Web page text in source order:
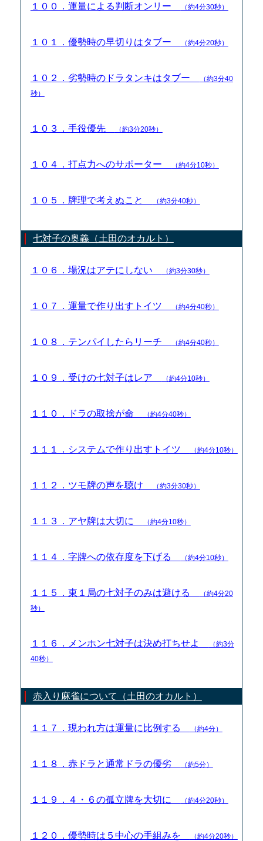
１００．運量による判断オンリー （約4分30秒）
１０１．優勢時の早切りはタブー （約4分20秒）
１０２．劣勢時のドラタンキはタブー
（約3分40
秒）
１０３．手役優先 （約3分20秒）
１０４．打点力へのサポーター （約4分10秒）
１０５．牌理で考えぬこと （約3分40秒）
七対子の奥義（土田のオカルト）
１０６．場況はアテにしない （約3分30秒）
１０７．運量で作り出すトイツ （約4分40秒）
１０８．テンパイしたらリーチ （約4分40秒）
１０９．受けの七対子はレア （約4分10秒）
１１０．ドラの取捨が命 （約4分40秒）
１１１．システムで作り出すトイツ （約4分10秒）
１１２．ツモ牌の声を聴け （約3分30秒）
１１３．アヤ牌は大切に （約4分10秒）
１１４．字牌への依存度を下げる （約4分10秒）
１１５．東１局の七対子のみは避ける
（約4分20
秒）
１１６．メンホン七対子は決め打ちせよ
（約3分
40秒）
赤入り麻雀について（土田のオカルト）
１１７．現われ方は運量に比例する （約4分）
１１８．赤ドラと通常ドラの優劣 （約5分）
１１９．４・６の孤立牌を大切に （約4分20秒）
１２０．優勢時は５中心の手組みを （約4分20秒）